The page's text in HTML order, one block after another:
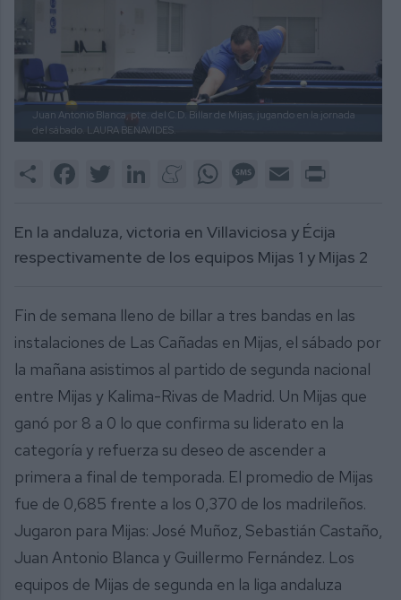
Juan Antonio Blanca, pte. del C.D. Billar de Mijas, jugando en la jornada
del sábado. LAURA BENAVIDES.
Share FacebookTwitter LinkedInMeneameWhatsAppMessage
Email
En la andaluza, victoria en Villaviciosa y Écija
respectivamente de los equipos Mijas 1 y Mijas 2
Fin de semana lleno de billar a tres bandas en las
instalaciones de Las Cañadas en Mijas, el sábado por
la mañana asistimos al partido de segunda nacional
entre Mijas y Kalima-Rivas de Madrid. Un Mijas que
ganó por 8 a 0 lo que confirma su liderato en la
categoría y refuerza su deseo de ascender a
primera a final de temporada. El promedio de Mijas
fue de 0,685 frente a los 0,370 de los madrileños.
Jugaron para Mijas: José Muñoz, Sebastián Castaño,
Juan Antonio Blanca y Guillermo Fernández. Los
equipos de Mijas de segunda en la liga andaluza